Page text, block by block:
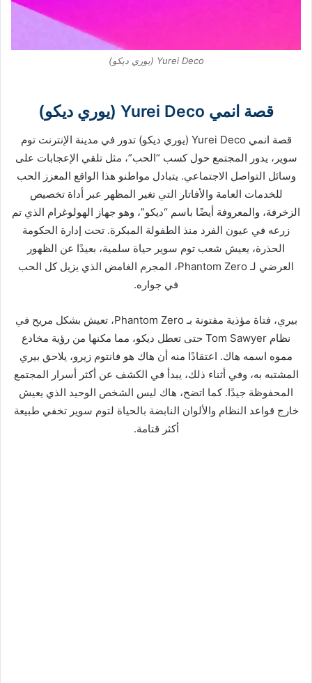
Yurei Deco (يوري ديكو)
قصة انمي Yurei Deco (يوري ديكو)
قصة انمي Yurei Deco (يوري ديكو) تدور في مدينة الإنترنت توم
سوير، يدور المجتمع حول كسب “الحب”، مثل تلقي الإعجابات على
وسائل التواصل الاجتماعي. يتبادل مواطنو هذا الواقع المعزز الحب
للخدمات العامة والأفاتار التي تغير المظهر عبر أداة تخصيص
الزخرفة، والمعروفة أيضًا باسم “ديكو”، وهو جهاز الهولوغرام الذي تم
زرعه في عيون الفرد منذ الطفولة المبكرة. تحت إدارة الحكومة
الحذرة، يعيش شعب توم سوير حياة سلمية، بعيدًا عن الظهور
العرضي لـ Phantom Zero، المجرم الغامض الذي يزيل كل الحب
في جواره.
بيري، فتاة مؤذية مفتونة بـ Phantom Zero، تعيش بشكل مريح في
نظام Tom Sawyer حتى تعطل ديكو، مما مكنها من رؤية مخادع
مموه اسمه هاك. اعتقادًا منه أن هاك هو فانتوم زيرو، يلاحق بيري
المشتبه به، وفي أثناء ذلك، يبدأ في الكشف عن أكثر أسرار المجتمع
المحفوظة جيدًا. كما اتضح، هاك ليس الشخص الوحيد الذي يعيش
خارج قواعد النظام والألوان النابضة بالحياة لتوم سوير تخفي طبيعة
أكثر قتامة.